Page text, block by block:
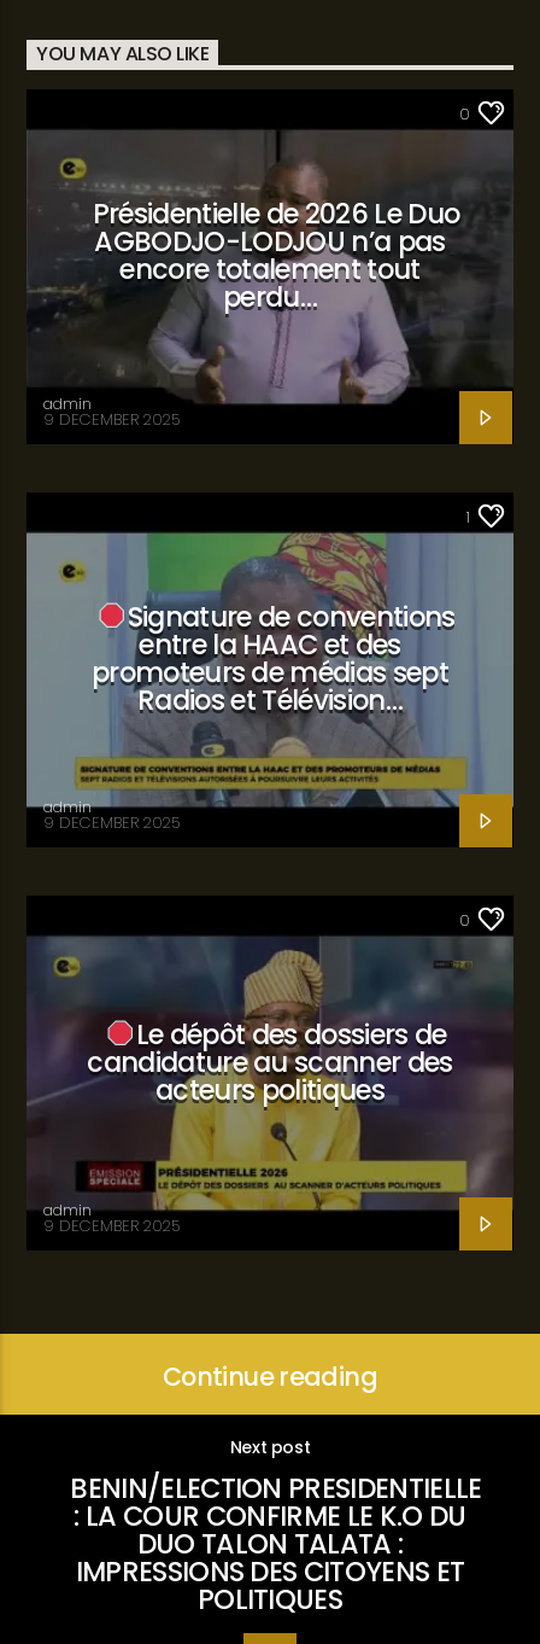
YOU MAY ALSO LIKE
0
Présidentielle de 2026 Le Duo
AGBODJO-LODJOU n’a pas
encore totalement tout
perdu…
admin
9 DECEMBER 2025
1
Signature de conventions
entre la HAAC et des
promoteurs de médias sept
Radios et Télévision…
admin
9 DECEMBER 2025
0
Le dépôt des dossiers de
candidature au scanner des
acteurs politiques
admin
9 DECEMBER 2025
Continue reading
Next post
BENIN/ELECTION PRESIDENTIELLE
: LA COUR CONFIRME LE K.O DU
DUO TALON TALATA :
IMPRESSIONS DES CITOYENS ET
POLITIQUES